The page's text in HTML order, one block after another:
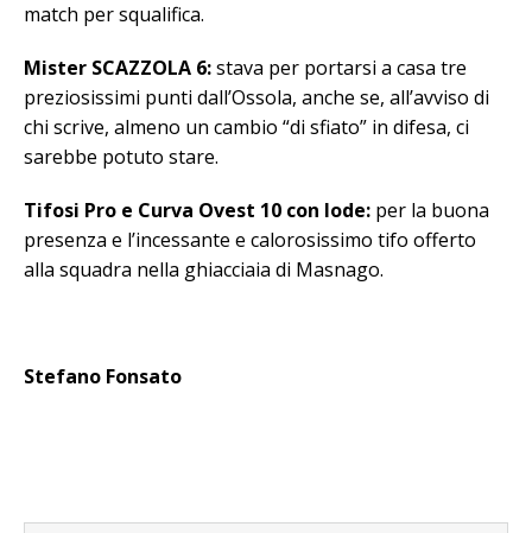
match per squalifica.
Mister SCAZZOLA 6:stava per portarsi a casa tre
preziosissimi punti dall’Ossola, anche se, all’avviso di
chi scrive, almeno un cambio “di sfiato” in difesa, ci
sarebbe potuto stare.
Tifosi Pro e Curva Ovest 10 con lode: per la buona
presenza e l’incessante e calorosissimo tifo offerto
alla squadra nella ghiacciaia di Masnago.
Stefano Fonsato